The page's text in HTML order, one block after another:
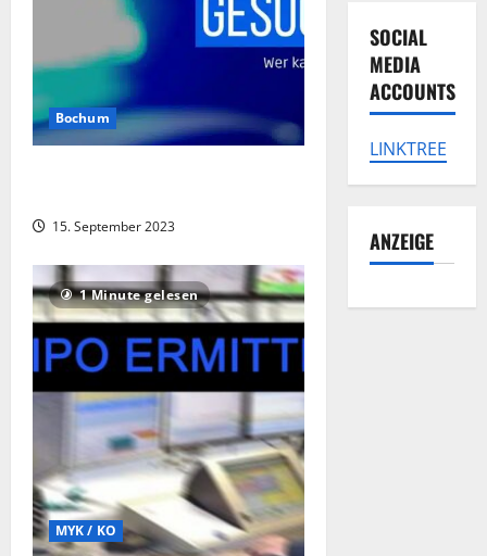
Bochum
15. September 2023
1 Minute gelesen
MYK / KO
SOCIAL
MEDIA
ACCOUNTS
LINKTREE
ANZEIGE